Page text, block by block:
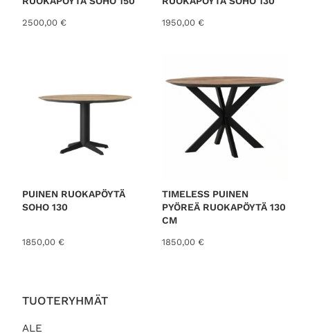
TUOTERYHMÄT
ALE
2500,00 € 1950,00 €
PUINEN RUOKAPÖYTÄ
SOHO 130
1850,00 €
TIMELESS PUINEN
PYÖREÄ RUOKAPÖYTÄ 130
CM
1850,00 €